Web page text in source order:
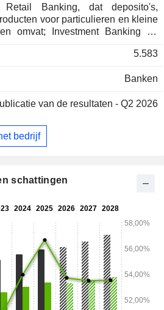
Retail Banking, dat deposito's,
voor particulieren en kleine
omvat; Investment Banking en
met betrekking tot het
Banking houdt zich bezig met
van leningen, rekening-
, handels- en treasury-
en het beheer van
een onafhankelijke Shariah-raad
5.583
Banken
van de resultaten - Q2 2026
bedrijf
schattingen